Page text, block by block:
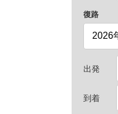
復路
出発
到着